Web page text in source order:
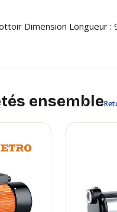
Dimension Longueur :
ensemble